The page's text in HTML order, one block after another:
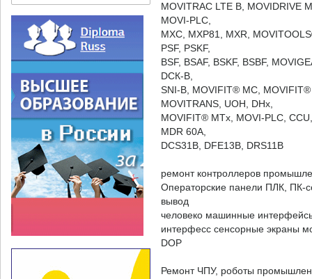
MOVITRAC LTE B, MOVIDRIVE
MOVI-PLC,
MXC, MXP81, MXR,
PSF, PSKF,
BSF, BSAF, BSKF, BSBF,
DСК-B,
SNI-B, MOVIFIT® MC,
MOVITRANS, UOH, DHx,
MOVIFIT® MTx, MOVI-PLC,
MDR 60A,
DCS31B, DFE13B, DRS11B
ремонт контроллеров
Операторские панели ПЛК, ПК-
вывод
человеко машинные
интерфесс сенсорные экраны
DOP
Ремонт ЧПУ, роботы